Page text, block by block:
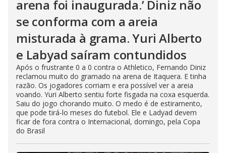
arena foi inaugurada.’ Diniz não
se conforma com a areia
misturada à grama. Yuri Alberto
e Labyad saíram contundidos
Após o frustrante 0 a 0 contra o Athletico, Fernando Diniz
reclamou muito do gramado na arena de Itaquera. E tinha
razão. Os jogadores corriam e era possível ver a areia
voando. Yuri Alberto sentiu forte fisgada na coxa esquerda.
Saiu do jogo chorando muito. O medo é de estiramento,
que pode tirá-lo meses do futebol. Ele e Ladyad devem
ficar de fora contra o Internacional, domingo, pela Copa
do Brasil